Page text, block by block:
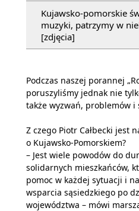
Kujawsko-pomorskie
muzyki, patrzymy w
[zdjęcia]
Podczas naszej porannej
poruszyliśmy jednak nie
także wyzwań, problemów i
Z czego Piotr Całbecki jest
o Kujawsko-Pomorskiem?
– Jest wiele powodów do
solidarnych mieszkańców,
pomoc w każdej sytuacji i
wsparcia sąsiedzkiego po
województwa – mówi